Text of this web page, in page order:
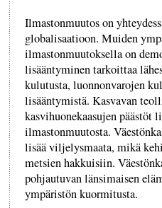
Ilmastonmuutos on
globalisaatioon. Muiden
ilmastonmuutoksella on
lisääntyminen tarkoittaa
kulutusta, luonnonvarojen
lisääntymistä. Kasvavan
kasvihuonekaasujen päästöt
ilmastonmuutosta.
lisää viljelysmaata, mikä
metsien hakkuisiin.
pohjautuvan länsimaisen
ympäristön kuormitusta.